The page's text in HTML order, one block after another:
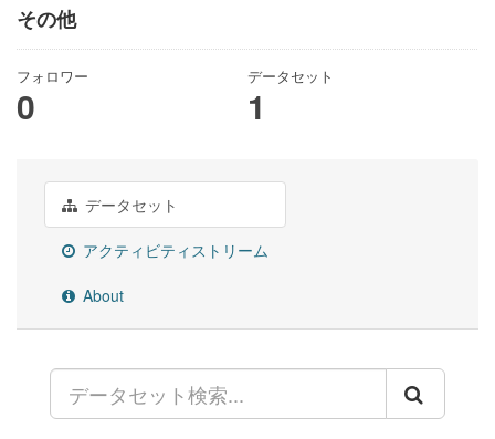
その他
フォロワー
0
データセット
1
データセット
アクティビティストリーム
About